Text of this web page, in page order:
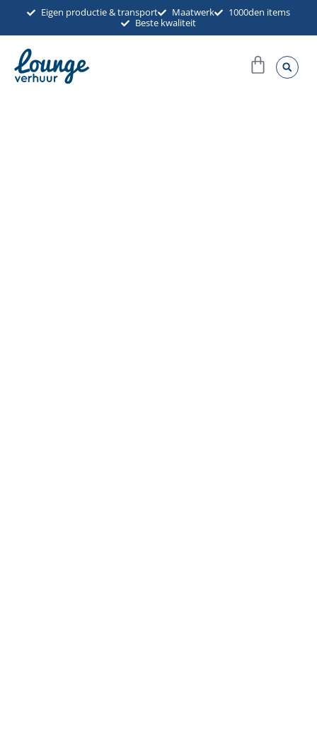
inhoud
Eigen productie & transport Maatwerk
1000den items
Beste kwaliteit